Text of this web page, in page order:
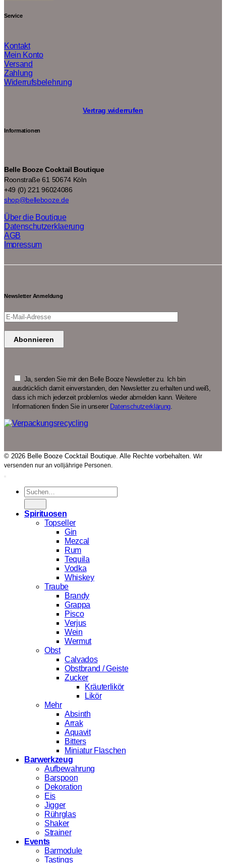
Service
Kontakt
Mein Konto
Versand
Zahlung
Widerrufsbelehrung
Vertrag widerrufen
Informationen
Belle Booze Cocktail Boutique
Roonstraße 61 50674 Köln
+49 (0) 221 96024086
shop@bellebooze.de
Über die Boutique
Datenschutzerklaerung
AGB
Impressum
Newsletter Anmeldung
Ja, senden Sie mir den Belle Booze Newsletter zu. Ich bin
ausdrücklich damit einverstanden, den Newsletter zu erhalten und weiß,
dass ich mich jederzeit problemlos wieder abmelden kann. Weitere
Informationen finden Sie in unserer Datenschutzerklärung
© 2026 Belle Booze Cocktail Boutique. Alle Rechte vorbehalten. Wir
versenden nur an volljährige Personen.
Suchen
nach:
Spirituosen
Topseller
Gin
Mezcal
Rum
Tequila
Vodka
Whiskey
Traube
Brandy
Grappa
Pisco
Verjus
Wein
Wermut
Obst
Calvados
Obstbrand / Geiste
Zucker
Kräuterlikör
Likör
Mehr
Absinth
Arrak
Aquavit
Bitters
Miniatur Flaschen
Barwerkzeug
Aufbewahrung
Barspoon
Dekoration
Eis
Jigger
Rührglas
Shaker
Strainer
Events
Barmodule
Tastings